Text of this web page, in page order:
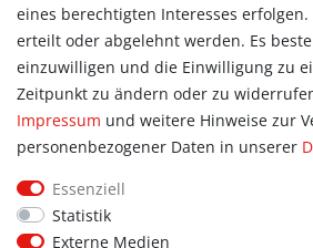
Allgemein
Kontakt
Datenschutzerklärung
AGB
Impressum
Informationen für Vereine
Informationen zur Beflockung
eines berechtigten Interesses
erteilt oder abgelehnt werden. Es
einzuwilligen und die Einwilligung zu
Zeitpunkt zu ändern oder zu
Impressum und weitere Hinweise zur
personenbezogener Daten in unserer
Essenziell
Statistik
Externe Medien